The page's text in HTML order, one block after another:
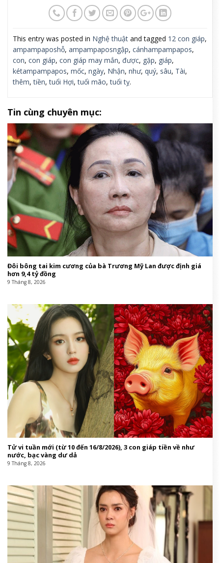
This entry was posted in Nghệ thuật and tagged 12 con giáp,
ampampaposhỗ, ampampaposngập, cánhampampapos,
con, con giáp, con giáp may mắn, được, gặp, giáp,
kétampampapos, mốc, ngày, Nhận, như, quý, sâu, Tài,
thêm,tiền,tuổi Hợi,tuổi mão,tuổi tỵ.
Tin cùng chuyên mục:
Đôi bông tai kim cương của bà Trương Mỹ Lan được định giá
hơn 9,4 tỷ đồng
9 Tháng 8, 2026
Tử vi tuần mới (từ 10 đến 16/8/2026), 3 con giáp tiền về như
nước, bạc vàng dư dả
9 Tháng 8, 2026